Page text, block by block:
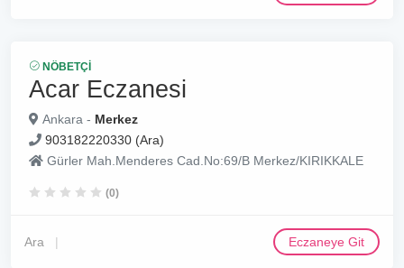
NÖBETÇI
Acar Eczanesi
Ankara - Merkez
903182220330 (Ara)
Gürler Mah.Menderes Cad.No:69/B Merkez/KIRIKKALE
(0)
Ara Eczaneye Git